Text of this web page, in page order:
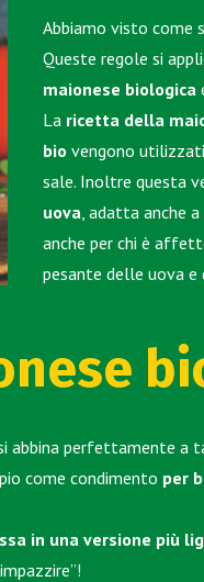
Abbiamo visto come
Queste regole si
maionese biologica
La ricetta della
biovengono
sale. Inoltre questa
uova, adatta anche
anche per chi è
pesante delle uova e
abbina perfettamente a
come condimento per
in una versione più